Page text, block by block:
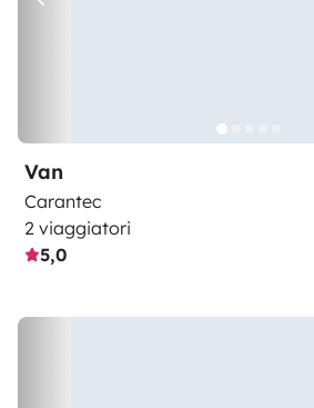
Van
Carantec
2 viaggiatori
5,0